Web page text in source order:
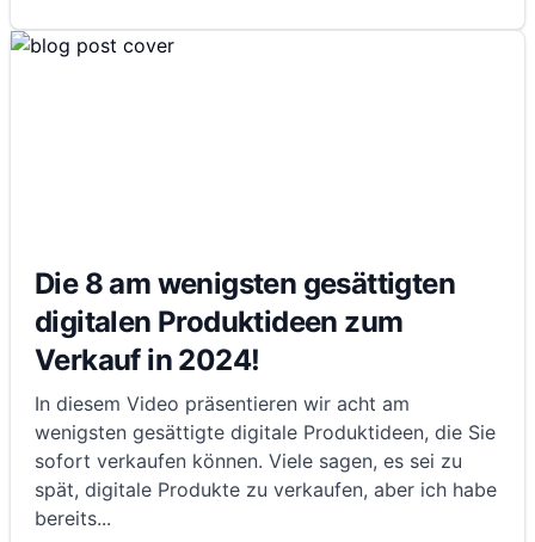
Die 8 am wenigsten gesättigten
digitalen Produktideen zum
Verkauf in 2024!
In diesem Video präsentieren wir acht am
wenigsten gesättigte digitale Produktideen, die Sie
sofort verkaufen können. Viele sagen, es sei zu
spät, digitale Produkte zu verkaufen, aber ich habe
bereits...